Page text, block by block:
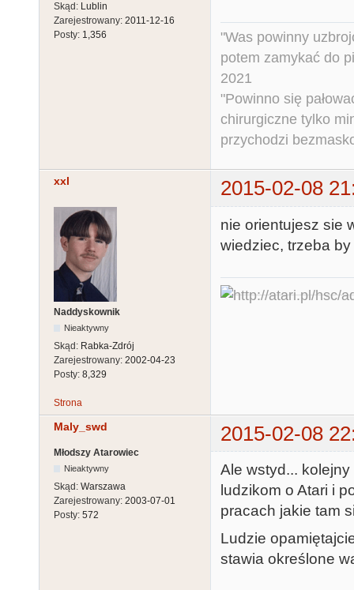
Skąd: Lublin
Zarejestrowany: 2011-12-16
Posty: 1,356
"Was powinny
potem zamykać do
2021
"Powinno się
chirurgiczne tylko
przychodzi
xxl 2015-02-08
Naddyskownik
Nieaktywny
Skąd: Rabka-Zdrój
Zarejestrowany: 2002-04-23
Posty: 8,329
nie orientujesz sie
wiedziec, trzeba
Strona
Maly_swd 2015-02-08
Młodszy Atarowiec
Nieaktywny
Skąd: Warszawa
Zarejestrowany: 2003-07-01
Posty: 572
Ale wstyd...
ludzikom o Atari i
pracach jakie tam
Ludzie
stawia określone